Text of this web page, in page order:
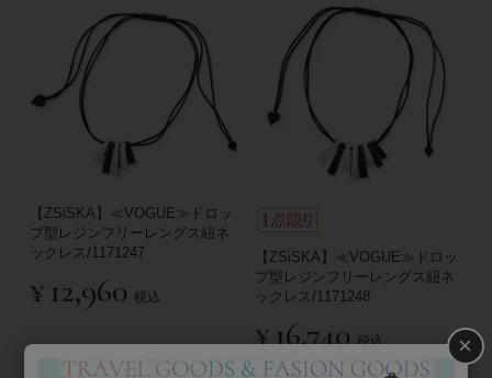
【ZSiSKA】≪VOGUE≫ドロッ
プ型レジンフリーレングス紐ネ
ックレス/1171247
¥ 12,960 税込
【ZSiSKA】≪VOGUE≫ドロッ
プ型レジンフリーレングス紐ネ
ックレス/1171248
¥16,740 税込 ×